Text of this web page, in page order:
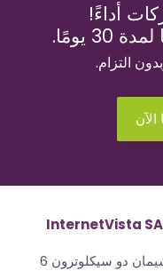
أداءً!
يومًا.
التزام.
InternetVista SA
دو سيكلوترون 6